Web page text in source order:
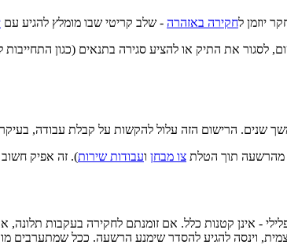
יוזמן לחקירה באזהרה - שלב קריטי שבו מומלץ להגיע עם
את התיק או להציע סגירה בתנאים (כגון
הרישום הזה עלול להקשות על קבלת עבודה, בעיקר
מהרשעה תוך הטלת צו מבחן ועבודות שירות). זה אפיק
אינן קטנות כלל. אם זומנתם לחקירה בעקבות תלונה,
וינסה להגיע להסדר שימנע הרשעה. ככל שמתערבים